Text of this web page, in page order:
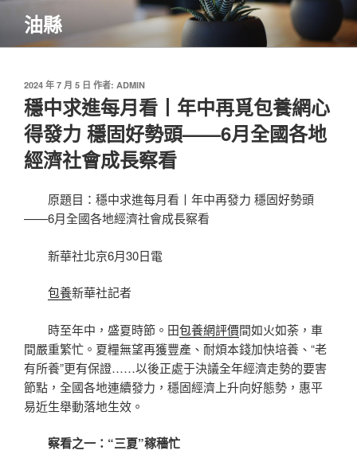
主
油縣
發
佈
於
2024 年 7 月 5 日 作者: ADMIN
穩中求進每月看丨年中再覓包養網心
得發力 穩固好勢頭——6月全國各地
經濟社會成長察看
原題目：穩中求進每月看丨年中再發力 穩固好勢頭
——6月全國各地經濟社會成長察看
新華社北京6月30日電
包養新華社記者
時至年中，盛夏時節。田包養網評價間如火如荼，車
間嚴重繁忙。夏糧無望再獲豐產、耐煩本錢加快培養、“老
有所養”更有保證……以後正處于決議全年經濟走勢的要害
節點，全國各地連續發力，穩固經濟上升向好態勢，惠平
易近生舉動落地生效。
察看之一：“三夏”稼穡忙